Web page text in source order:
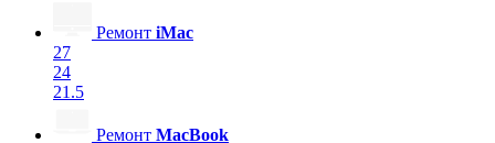
Ремонт iMac
27
24
21.5
Ремонт MacBook